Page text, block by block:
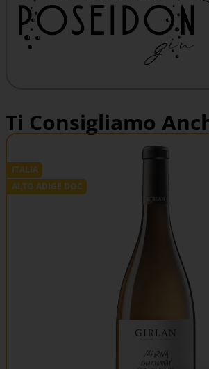
Ti Consigliamo
ITALIA
ALTO ADIGE DOC